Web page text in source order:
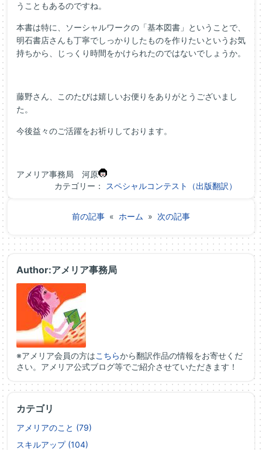
うこともあるのですね。
本書は特に、ソーシャルワークの「基本図書」ということで、
明石書店さんも丁寧でしっかりしたものを作りたいというお気
持ちから、じっくり時間をかけられたのではないでしょうか。
藤野さん、このたびは嬉しいお便りをありがとうございまし
た。
今後益々のご活躍をお祈りしております。
アメリア事務局 河原
カテゴリー：
スペシャルコンテスト（出版翻訳）
前の記事 « ホーム » 次の記事
Author:アメリア事務局
※アメリア会員の方はこちらから翻訳作品の情報をお寄せくだ
さい。アメリア公式ブログ等でご紹介させていただきます！
カテゴリ
アメリアのこと (79)
スキルアップ (104)